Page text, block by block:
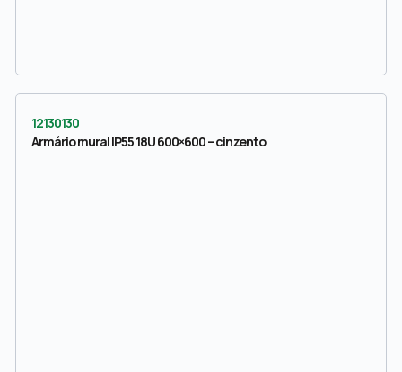
12130130
Armário mural IP55 18U 600×600 – cinzento